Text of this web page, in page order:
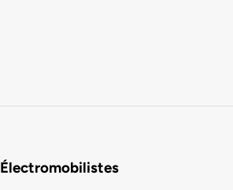
Électromobilistes